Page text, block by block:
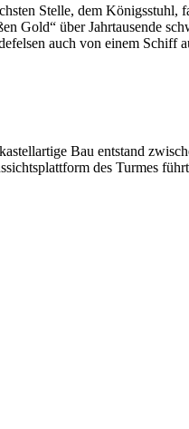
Stelle, dem Königsstuhl,
Gold“ über Jahrtausende
auch von einem Schiff
Bau entstand
des Turmes